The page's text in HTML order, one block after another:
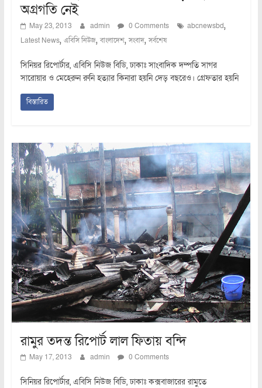
অগ্রগতি নেই
May 23, 2013 admin 0 Comments abcnewsbd,
Latest News, এবিসি নিউজ,বাংলাদেশ,সংবাদ,সর্বশেষ
সিনিয়র রিপোর্টার, এবিসি নিউজ বিডি, ঢাকাঃ সাংবাদিক দম্পতি সাগর
সারোয়ার ও মেহেরুন রুনি হত্যার কিনারা হয়নি দেড় বছরেও। গ্রেফতার হয়নি
বিস্তারিত
রামুর তদন্ত রিপোর্ট লাল ফিতায় বন্দি
May 17, 2013 admin 0 Comments
সিনিয়র রিপোর্টার, এবিসি নিউজ বিডি, ঢাকাঃ কক্সবাজারের রামুতে